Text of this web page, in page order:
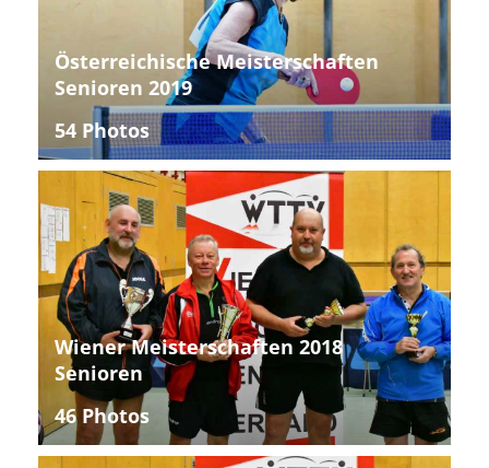
Österreichische Meisterschaften
Senioren 2019
54 Photos
Wiener Meisterschaften 2018
Senioren
46 Photos